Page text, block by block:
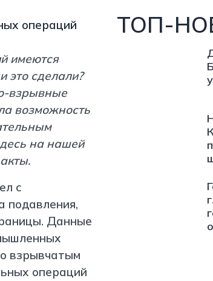
операций
имеются
это сделали?
взрывные
возможность
на нашей
с
подавления,
Данные
взрывчатым
операций
ТОП-